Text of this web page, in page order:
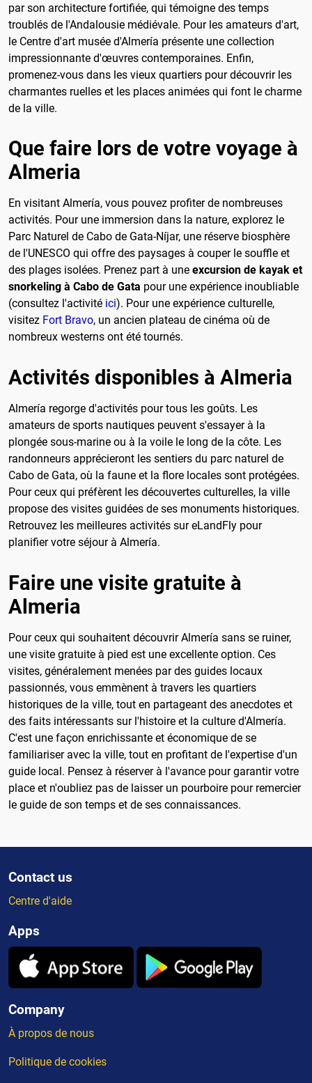
par son architecture fortifiée, qui témoigne des temps
troublés de l'Andalousie médiévale. Pour les amateurs d'art,
le Centre d'art musée d'Almería présente une collection
impressionnante d'œuvres contemporaines. Enfin,
promenez-vous dans les vieux quartiers pour découvrir les
charmantes ruelles et les places animées qui font le charme
de la ville.
Que faire lors de votre voyage à
Almeria
En visitant Almería, vous pouvez profiter de nombreuses
activités. Pour une immersion dans la nature, explorez le
Parc Naturel de Cabo de Gata-Níjar, une réserve biosphère
de l'UNESCO qui offre des paysages à couper le souffle et
des plages isolées. Prenez part à une excursion de kayak et
snorkeling à Cabo de Gata pour une expérience inoubliable
(consultez l'activité ici). Pour une expérience culturelle,
visitez Fort Bravo, un ancien plateau de cinéma où de
nombreux westerns ont été tournés.
Activités disponibles à Almeria
Almería regorge d'activités pour tous les goûts. Les
amateurs de sports nautiques peuvent s'essayer à la
plongée sous-marine ou à la voile le long de la côte. Les
randonneurs apprécieront les sentiers du parc naturel de
Cabo de Gata, où la faune et la flore locales sont protégées.
Pour ceux qui préfèrent les découvertes culturelles, la ville
propose des visites guidées de ses monuments historiques.
Retrouvez les meilleures activités sur eLandFly pour
planifier votre séjour à Almería.
Faire une visite gratuite à
Almeria
Pour ceux qui souhaitent découvrir Almería sans se ruiner,
une visite gratuite à pied est une excellente option. Ces
visites, généralement menées par des guides locaux
passionnés, vous emmènent à travers les quartiers
historiques de la ville, tout en partageant des anecdotes et
des faits intéressants sur l'histoire et la culture d'Almería.
C'est une façon enrichissante et économique de se
familiariser avec la ville, tout en profitant de l'expertise d'un
guide local. Pensez à réserver à l'avance pour garantir votre
place et n'oubliez pas de laisser un pourboire pour remercier
le guide de son temps et de ses connaissances.
Contact us
Centre d'aide
Apps
Company
À propos de nous
Politique de cookies